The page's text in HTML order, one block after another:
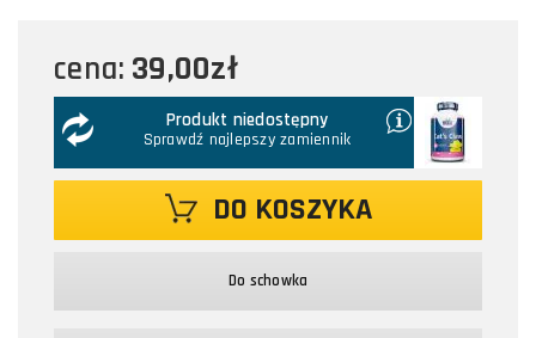
cena: 39,00zł
Produkt niedostępny
Sprawdź najlepszy zamiennik
DO KOSZYKA
Do schowka